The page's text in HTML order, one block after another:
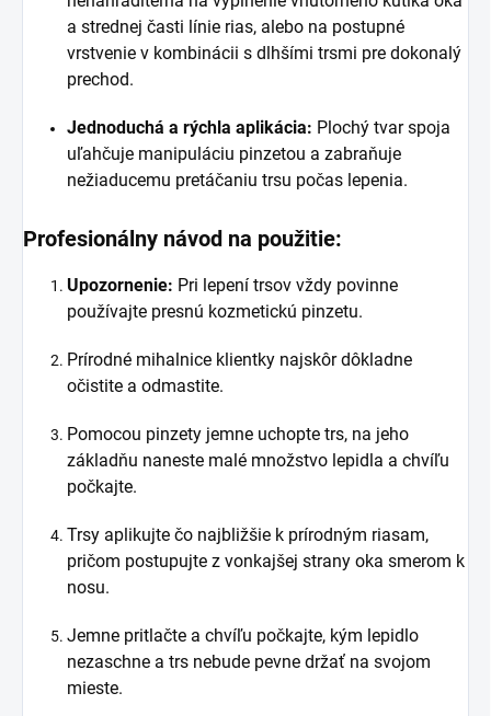
a strednej časti línie rias, alebo na postupné
vrstvenie v kombinácii s dlhšími trsmi pre dokonalý
prechod.
Jednoduchá a rýchla aplikácia: Plochý tvar spoja
uľahčuje manipuláciu pinzetou a zabraňuje
nežiaducemu pretáčaniu trsu počas lepenia.
Profesionálny návod na použitie:
Upozornenie: Pri lepení trsov vždy povinne
používajte presnú kozmetickú pinzetu.
Prírodné mihalnice klientky najskôr dôkladne
očistite a odmastite.
Pomocou pinzety jemne uchopte trs, na jeho
základňu naneste malé množstvo lepidla a chvíľu
počkajte.
Trsy aplikujte čo najbližšie k prírodným riasam,
pričom postupujte z vonkajšej strany oka smerom k
nosu.
Jemne pritlačte a chvíľu počkajte, kým lepidlo
nezaschne a trs nebude pevne držať na svojom
mieste.